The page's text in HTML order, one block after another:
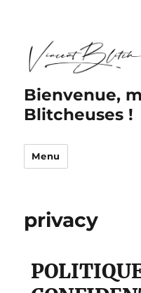
Bienvenue,
Blitcheuses !
Menu
privacy